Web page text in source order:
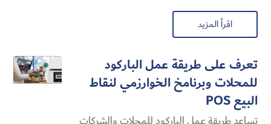
اقرأ المزيد
تعرف على طريقة عمل الباركود
للمحلات وبرنامخ الخوارزمي لنقاط
البيع POS